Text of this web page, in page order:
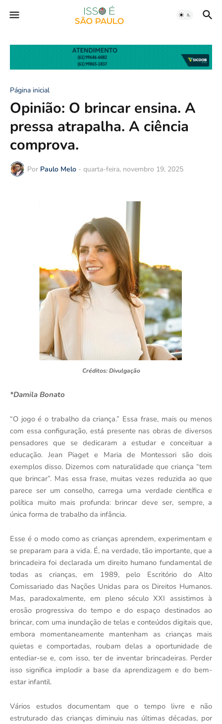
Página inicial
Opinião: O brincar ensina. A
pressa atrapalha. A ciência
comprova.
Por Paulo Melo - quarta-feira, novembro 19, 2025
Créditos: Divulgação
*Damila Bonato
“O jogo é o trabalho da criança.” Essa frase, mais ou menos
com essa configuração, está presente nas obras de diversos
pensadores que se dedicaram a estudar e conceituar a
educação. Jean Piaget e Maria de Montessori são dois
exemplos disso. Dizemos com naturalidade que criança “tem
que brincar”. Mas essa frase, muitas vezes reduzida ao que
parece ser um conselho, carrega uma verdade científica e
política muito mais profunda: brincar deve ser, sempre, a
única forma de trabalho da infância.
Esse é o modo como as crianças aprendem, experimentam e
se preparam para a vida. É, na verdade, tão importante, que a
brincadeira foi declarada um direito humano fundamental de
todas as crianças, em 1989, pelo Escritório do Alto
Comissariado das Nações Unidas para os Direitos Humanos.
Mas, paradoxalmente, em pleno século XXI assistimos à
erosão progressiva do tempo e do espaço destinados ao
brincar, com uma inundação de telas e conteúdos digitais que,
embora momentaneamente mantenham as crianças mais
quietas e comportadas, roubam delas a oportunidade de
entediar-se e, com isso, ter de inventar brincadeiras. Perder
isso significa implodir a base da aprendizagem e do bem-
estar infantil.
Vários estudos documentam que o tempo livre e não
estruturado das crianças diminuiu nas últimas décadas, por